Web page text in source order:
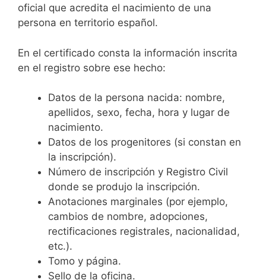
oficial que acredita el nacimiento de una
persona en territorio español.
En el certificado consta la información inscrita
en el registro sobre ese hecho:
Datos de la persona nacida: nombre,
apellidos, sexo, fecha, hora y lugar de
nacimiento.
Datos de los progenitores (si constan en
la inscripción).
Número de inscripción y Registro Civil
donde se produjo la inscripción.
Anotaciones marginales (por ejemplo,
cambios de nombre, adopciones,
rectificaciones registrales, nacionalidad,
etc.).
Tomo y página.
Sello de la oficina.